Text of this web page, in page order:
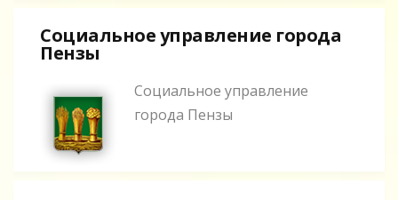
Социальное управление города
Пензы
Социальное управление
города Пензы